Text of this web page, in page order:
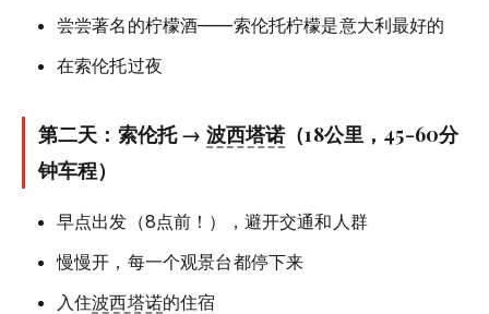
尝尝著名的柠檬酒——索伦托柠檬是意大利最好的
在索伦托过夜
第二天：索伦托 → 波西塔诺（18公里，45-60分
钟车程）
早点出发（8点前！），避开交通和人群
慢慢开，每一个观景台都停下来
入住波西塔诺的住宿